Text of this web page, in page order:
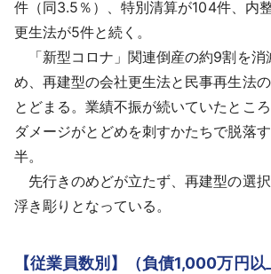
件（同3.5％）、特別清算が104件、内
更生法が5件と続く。
「新型コロナ」関連倒産の約9割を消
め、再建型の会社更生法と民事再生法
とどまる。業績不振が続いていたとこ
ダメージがとどめを刺すかたちで脱落
半。
先行きのめどが立たず、再建型の選
浮き彫りとなっている。
【従業員数別】（負債1,000万円以